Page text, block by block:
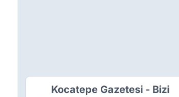
Kocatepe Gazetesi - Bizi